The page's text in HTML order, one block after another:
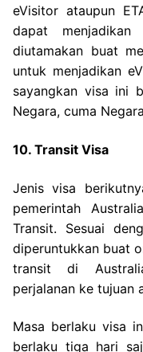
eVisitor ataupun
dapat
diutamakan buat
untuk menjadikan
sayangkan visa ini
Negara, cuma
10. Transit Visa
Jenis visa
pemerintah
Transit. Sesuai
diperuntukkan buat
transit di
perjalanan ke tujuan
Masa berlaku visa
berlaku tiga hari